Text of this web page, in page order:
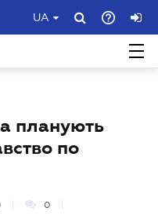
UA
планують
по
0